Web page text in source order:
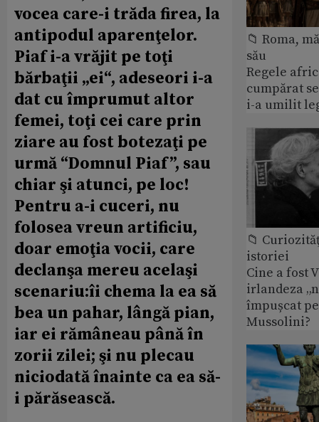
vocea care-i trăda firea, la
antipodul aparenţelor.
Piaf i-a vrăjit pe toţi
bărbaţii „ei“, adeseori i-a
dat cu împrumut altor
femei, toţi cei care prin
ziare au fost botezaţi pe
urmă “Domnul Piaf”, sau
chiar şi atunci, pe loc!
Pentru a-i cuceri, nu
folosea vreun artificiu,
doar emoţia vocii, care
declanşa mereu acelaşi
scenariu:îi chema la ea să
bea un pahar, lângă pian,
iar ei rămâneau până în
zorii zilei; şi nu plecau
niciodată înainte ca ea să-
i părăsească.
📁 Roma,
său
Regele
cumpărat
i-a umilit
📁
istoriei
Cine a fost
irlandeza
împușcat
Mussolini?